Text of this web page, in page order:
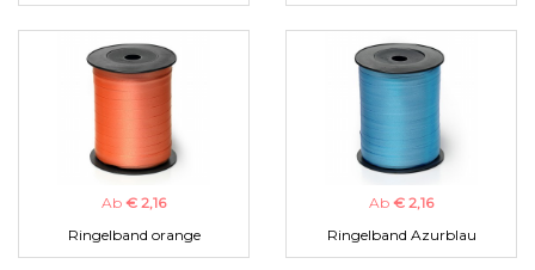
Ab € 2,16
Ringelband orange
Ab € 2,16
Ringelband Azurblau